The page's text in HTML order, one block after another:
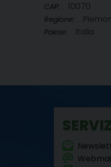
CAP: 10070
Regione:
Paese: Italia